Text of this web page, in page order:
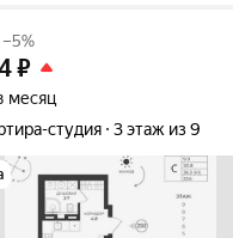
–5%
₽
месяц
студия 3 этаж из 9